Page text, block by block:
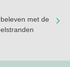
met de